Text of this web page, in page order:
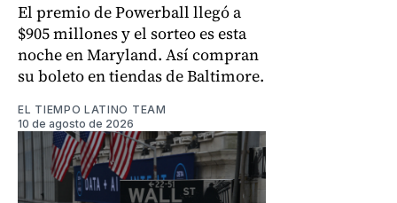
El premio de Powerball llegó a
$905 millones y el sorteo es esta
noche en Maryland. Así compran
su boleto en tiendas de Baltimore.
EL TIEMPO LATINO TEAM
10 de agosto de 2026